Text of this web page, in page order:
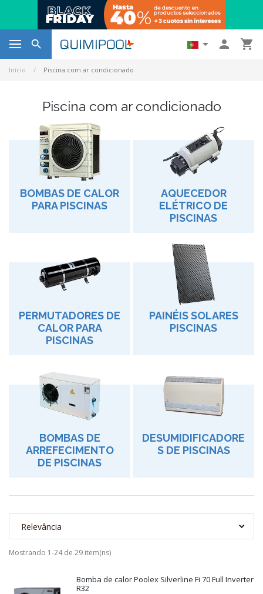
   
Início Piscina com ar condicionado
Piscina com ar condicionado
BOMBAS DE CALOR
PARA PISCINAS
AQUECEDOR
ELÉTRICO DE
PISCINAS
PERMUTADORES DE
CALOR PARA
PISCINAS
PAINÉIS SOLARES
PISCINAS
BOMBAS DE
ARREFECIMENTO
DE PISCINAS
DESUMIDIFICADORE
S DE PISCINAS
Relevância
Mostrando 1-24 de 29 item(ns)
Bomba de calor Poolex Silverline Fi 70 Full Inverter
R32